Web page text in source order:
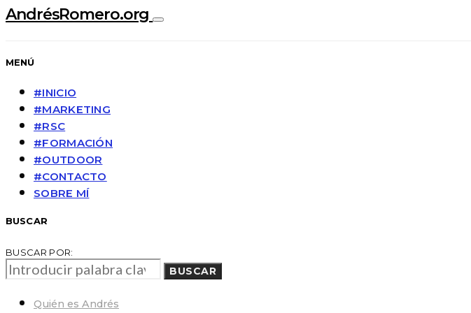
AndrésRomero.org
MENÚ
#INICIO
#MARKETING
#RSC
#FORMACIÓN
#OUTDOOR
#CONTACTO
SOBRE MÍ
BUSCAR
BUSCAR POR:
BUSCAR
Quién es Andrés